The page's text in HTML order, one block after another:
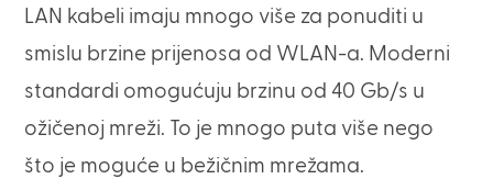
LAN kabeli imaju mnogo više za ponuditi u
smislu brzine prijenosa od WLAN-a. Moderni
standardi omogućuju brzinu od 40 Gb/s u
ožičenoj mreži. To je mnogo puta više nego
što je moguće u bežičnim mrežama.